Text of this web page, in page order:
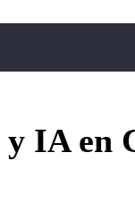
y IA en